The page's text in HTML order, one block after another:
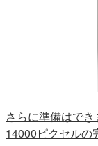
さらに準備はで
14000ピクセルの